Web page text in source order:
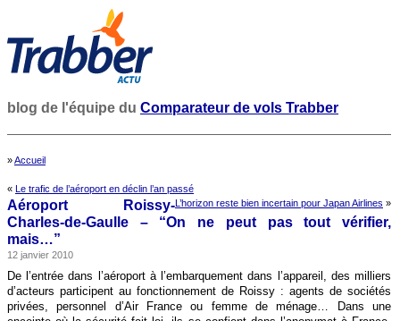
blog de l'équipe du Comparateur de vols Trabber
»Accueil
« Le trafic de l’aéroport en déclin l’an passé
L’horizon reste bien incertain pour Japan Airlines »
Aéroport Roissy-
Charles-de-Gaulle – “On ne peut pas tout vérifier,
mais…”
12 janvier 2010
De l’entrée dans l’aéroport à l’embarquement dans l’appareil, des milliers
d’acteurs participent au fonctionnement de Roissy : agents de sociétés
privées, personnel d’Air France ou femme de ménage… Dans une